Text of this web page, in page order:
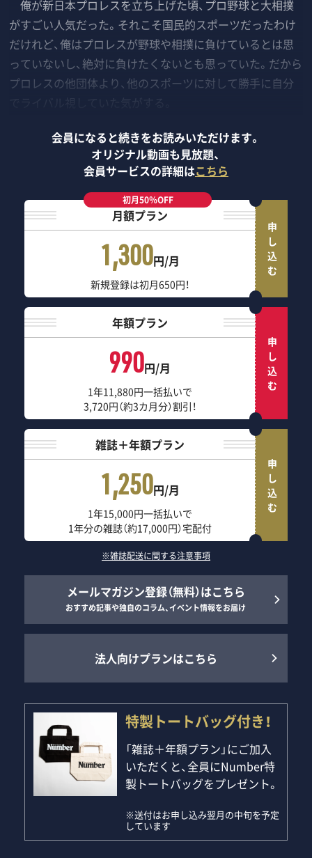
俺が新日本プロレスを立ち上げた頃、プロ野球と大相撲
がすごい人気だった。それこそ国民的スポーツだったわけ
だけれど、俺はプロレスが野球や相撲に負けているとは思
っていないし、絶対に負けたくないとも思っていた。だから
プロレスの他団体より、他のスポーツに対して勝手に自分
会員になると続きをお読みいただけます。
オリジナル動画も見放題、
会員サービスの詳細はこちら
初月50％OFF
月額プラン
1,300円/月
新規登録は初月650円！
申し込む
年額プラン
990円/月
1年11,880円一括払いで
3,720円（約3カ月分）割引！
申し込む
雑誌＋年額プラン
1,250円/月
1年15,000円一括払いで
1年分の雑誌（約17,000円）宅配付
申し込む
※雑誌配送に関する注意事項
メールマガジン登録（無料）はこちら
おすすめ記事や独自のコラム、イベント情報をお届け
法人向けプランはこちら
特製トートバッグ付き！
「雑誌＋年額プラン」にご加入
いただくと、全員にNumber特
製トートバッグをプレゼント。
※送付はお申し込み翌月の中旬を予定
しています